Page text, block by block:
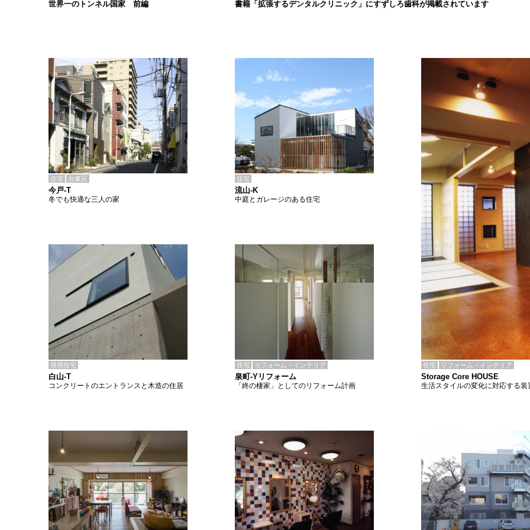
書籍「拡張するデンタルクリニック」にすずしろ歯科が掲載されています
世界一のトンネル国家 前編
住宅 台東区
今戸-T
冬でも快適な三人の家
住宅
流山-K
中庭とガレージのある住宅
併用住宅
白山-T
コンクリートのエントランスと木造の住居
住宅 リフォーム・インテリア
泉町-Yリフォーム
「終の棲家」としてのリフォーム計画
住宅 リフォーム・インテリア
Storage Core HOUSE
生活スタイルの変化に対応する装